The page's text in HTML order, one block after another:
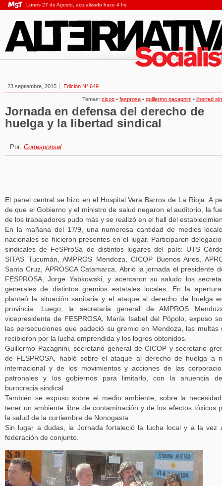
Lunes 27 de Agosto, actualizado hace 4 hs.
23 septiembre, 2015 Edición N° 649
Temas: cicop • fesprosa • guillermo pacagnini • libertad
Jornada en defensa del derecho de
huelga y la libertad sindical
Por: Corresponsal
El panel central se hizo en el Hospital Vera Barros de La Rioja. A
de que el Gobierno y el ministro de salud negaron el auditorio, la
de los trabajadores pudo más y se realizó en el hall del
En la mañana del 17/9, una numerosa cantidad de medios
nacionales se hicieron presentes en el lugar. Participaron
sindicales de FeSProSa de distintos lugares del país: UTS
SITAS Tucumán, AMPROS Mendoza, CICOP Buenos Aires,
Santa Cruz, APROSCA Catamarca. Abrió la jornada el presidente
FESPROSA, Jorge Yabkowski, y acercaron su saludo los
generales de distintos gremios estatales locales. En la
planteó la situación sanitaria y el ataque al derecho de huelga
provincia. Luego, la secretaria general de AMPROS
vicepresidenta de FESPROSA, María Isabel del Pópolo, expuso
las persecuciones que padeció su gremio en Mendoza, las multas
recibieron por la lucha emprendida y los logros obtenidos.
Guillermo Pacagnini, secretario general de CICOP y secretario
de FESPROSA, habló sobre el ataque al derecho de huelga a
internacional y de los movimientos y acciones de las
patronales y los gobiernos para limitarlo, con la anuencia
burocracia sindical.
También se expuso sobre el medio ambiente, sobre la
tener un ambiente libre de contaminación y de los efectos tóxicos
la salud de la curtiembre de Nonogasta.
Sin lugar a dudas, la Jornada fortaleció la lucha local y a la vez
federación de conjunto.